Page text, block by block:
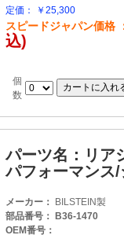
定価： ￥25,300
スピードジャパン価格
込)
個
数
パーツ名：リア
パフォーマンス/
メーカー： BILSTEIN製
部品番号： B36-1470
OEM番号：